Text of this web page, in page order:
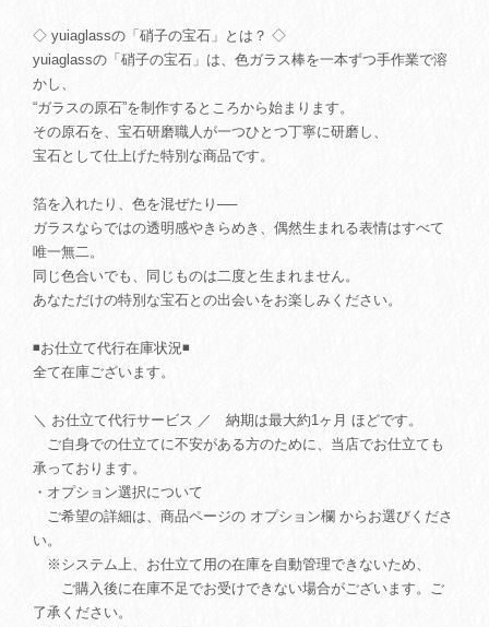
◇ yuiaglassの「硝子の宝石」とは？ ◇
yuiaglassの「硝子の宝石」は、色ガラス棒を一本ずつ手作業で溶
かし、
“ガラスの原石”を制作するところから始まります。
その原石を、宝石研磨職人が一つひとつ丁寧に研磨し、
宝石として仕上げた特別な商品です。
箔を入れたり、色を混ぜたり──
ガラスならではの透明感やきらめき、偶然生まれる表情はすべて
唯一無二。
同じ色合いでも、同じものは二度と生まれません。
あなただけの特別な宝石との出会いをお楽しみください。
◾️お仕立て代行在庫状況◾️
全て在庫ございます。
＼ お仕立て代行サービス ／ 納期は最大約1ヶ月 ほどです。
ご自身での仕立てに不安がある方のために、当店でお仕立ても
承っております。
・オプション選択について
ご希望の詳細は、商品ページの オプション欄 からお選びくださ
い。
※システム上、お仕立て用の在庫を自動管理できないため、
ご購入後に在庫不足でお受けできない場合がございます。ご
了承ください。